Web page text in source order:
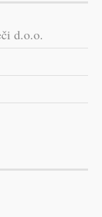
d.o.o.